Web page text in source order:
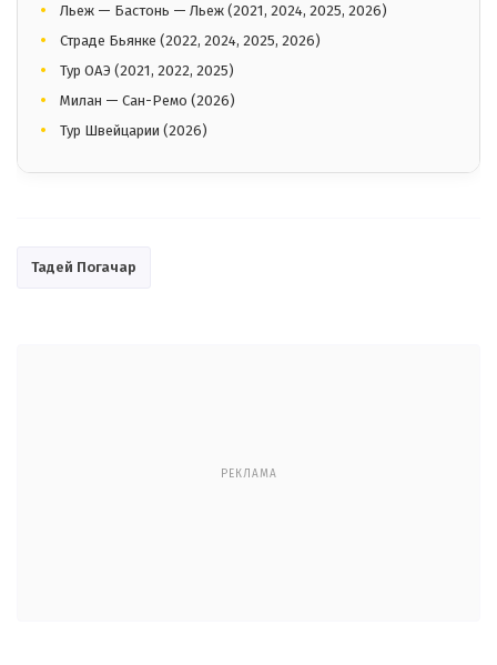
Льеж — Бастонь — Льеж (2021, 2024, 2025, 2026)
Страде Бьянке (2022, 2024, 2025, 2026)
Тур ОАЭ (2021, 2022, 2025)
Милан — Сан-Ремо (2026)
Тур Швейцарии (2026)
Тадей Погачар
РЕКЛАМА